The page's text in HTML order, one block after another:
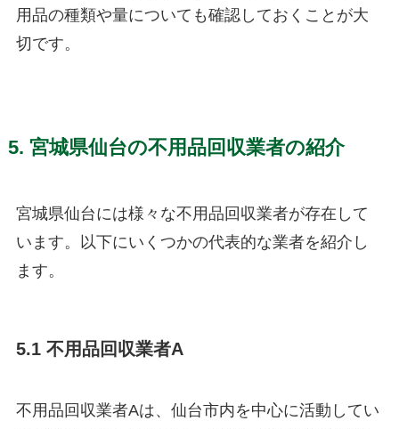
用品の種類や量についても確認しておくことが大
切です。
5. 宮城県仙台の不用品回収業者の紹介
宮城県仙台には様々な不用品回収業者が存在して
います。以下にいくつかの代表的な業者を紹介し
ます。
5.1 不用品回収業者A
不用品回収業者Aは、仙台市内を中心に活動してい